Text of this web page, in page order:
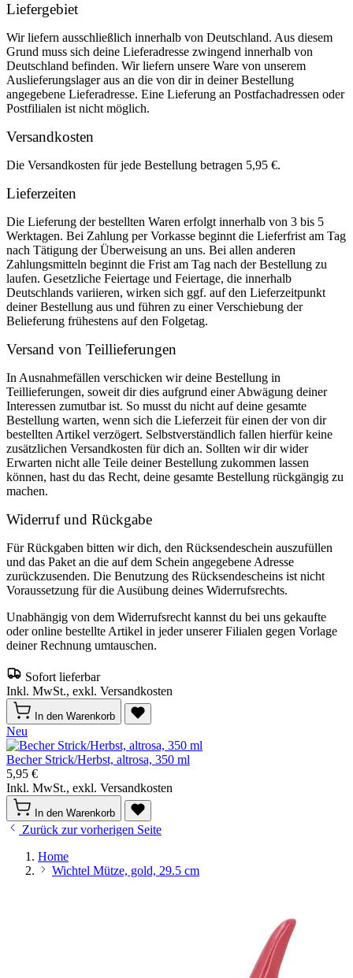
Liefergebiet
Wir liefern ausschließlich innerhalb von Deutschland. Aus diesem
Grund muss sich deine Lieferadresse zwingend innerhalb von
Deutschland befinden. Wir liefern unsere Ware von unserem
Auslieferungslager aus an die von dir in deiner Bestellung
angegebene Lieferadresse. Eine Lieferung an Postfachadressen oder
Postfilialen ist nicht möglich.
Versandkosten
Die Versandkosten für jede Bestellung betragen 5,95 €.
Lieferzeiten
Die Lieferung der bestellten Waren erfolgt innerhalb von 3 bis 5
Werktagen. Bei Zahlung per Vorkasse beginnt die Lieferfrist am Tag
nach Tätigung der Überweisung an uns. Bei allen anderen
Zahlungsmitteln beginnt die Frist am Tag nach der Bestellung zu
laufen. Gesetzliche Feiertage und Feiertage, die innerhalb
Deutschlands variieren, wirken sich ggf. auf den Lieferzeitpunkt
deiner Bestellung aus und führen zu einer Verschiebung der
Belieferung frühestens auf den Folgetag.
Versand von Teillieferungen
In Ausnahmefällen verschicken wir deine Bestellung in
Teillieferungen, soweit dir dies aufgrund einer Abwägung deiner
Interessen zumutbar ist. So musst du nicht auf deine gesamte
Bestellung warten, wenn sich die Lieferzeit für einen der von dir
bestellten Artikel verzögert. Selbstverständlich fallen hierfür keine
zusätzlichen Versandkosten für dich an. Sollten wir dir wider
Erwarten nicht alle Teile deiner Bestellung zukommen lassen
können, hast du das Recht, deine gesamte Bestellung rückgängig zu
machen.
Widerruf und Rückgabe
Für Rückgaben bitten wir dich, den Rücksendeschein auszufüllen
und das Paket an die auf dem Schein angegebene Adresse
zurückzusenden. Die Benutzung des Rücksendescheins ist nicht
Voraussetzung für die Ausübung deines Widerrufsrechts.
Unabhängig von dem Widerrufsrecht kannst du bei uns gekaufte
oder online bestellte Artikel in jeder unserer Filialen gegen Vorlage
deiner Rechnung umtauschen.
Sofort lieferbar
Inkl. MwSt., exkl. Versandkosten
In den Warenkorb
Neu
Becher Strick/Herbst, altrosa, 350 ml
5,95 €
Inkl. MwSt., exkl. Versandkosten
In den Warenkorb
Zurück zur vorherigen Seite
Home
Wichtel Mütze, gold, 29.5 cm